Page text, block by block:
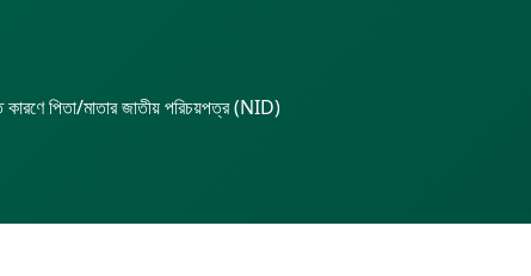
কারণে পিতা/মাতার জাতীয় পরিচয়পত্র (NID)